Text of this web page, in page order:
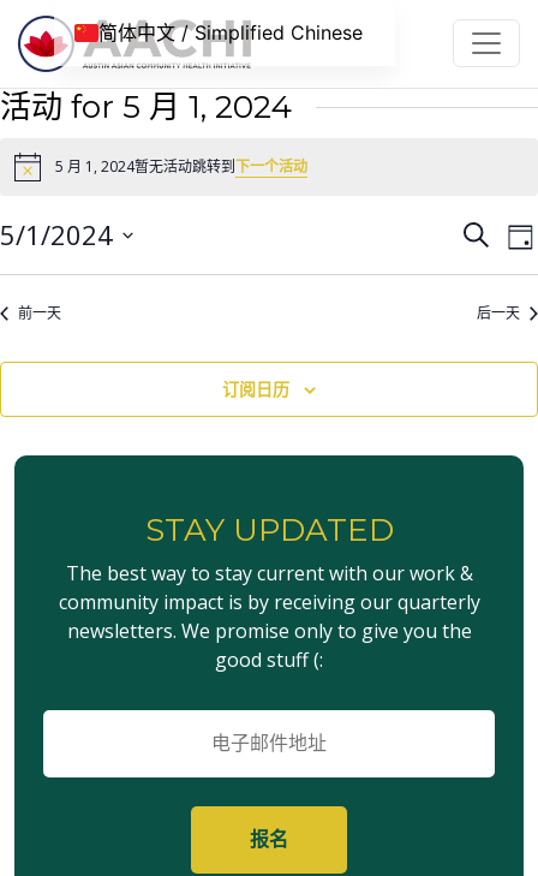
跳到内容
活动 for 5 月 1, 2024
Notice5 月 1, 2024暂无活动跳转到下一个活动
活
动
搜
视
图
搜
日
5/1/2024
选
择
期
前一天 后一天
订阅日历
STAY UPDATED
The best way to stay current with our work &
community impact is by receiving our quarterly
newsletters. We promise only to give you the
good stuff (:
子
简体中文 / Simplified Chinese